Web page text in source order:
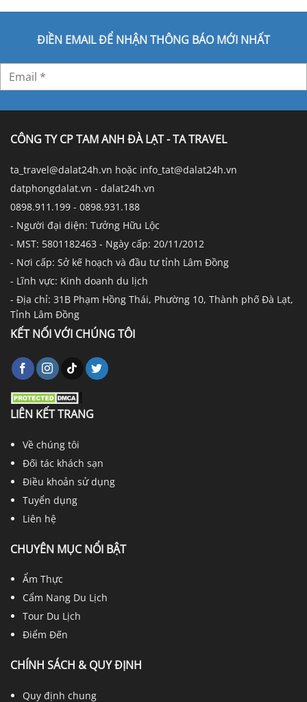
ĐIỀN EMAIL ĐỂ NHẬN THÔNG BÁO MỚI NHẤT
CÔNG TY CP TAM ANH ĐÀ LẠT - TA TRAVEL
ta_travel@dalat24h.vn hoặc info_tat@dalat24h.vn
datphongdalat.vn - dalat24h.vn
0898.911.199 - 0898.931.188
- Người đại diện: Tưởng Hữu Lộc
- MST: 5801182463 - Ngày cấp: 20/11/2012
- Nơi cấp: Sở kế hoạch và đầu tư tỉnh Lâm Đồng
- Lĩnh vực: Kinh doanh du lịch
- Địa chỉ: 31B Phạm Hồng Thái, Phường 10, Thành phố Đà Lạt,
Tỉnh Lâm Đồng
KẾT NỐI VỚI CHÚNG TÔI
LIÊN KẾT TRANG
Về chúng tôi
Đối tác khách sạn
Điều khoản sử dụng
Tuyển dụng
Liên hệ
CHUYÊN MỤC NỔI BẬT
Ẩm Thực
Cẩm Nang Du Lịch
Tour Du Lịch
Điểm Đến
CHÍNH SÁCH & QUY ĐỊNH
Quy định chung